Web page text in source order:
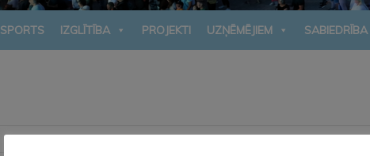
SPORTS IZGLĪTĪBA PROJEKTI UZŅĒMĒJIEM SABIEDRĪBA